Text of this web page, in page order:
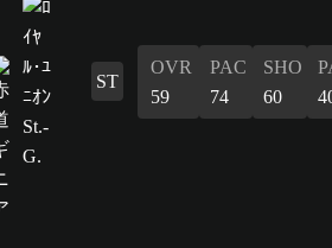
ST
OVR
59
PAC
74
SHO
60